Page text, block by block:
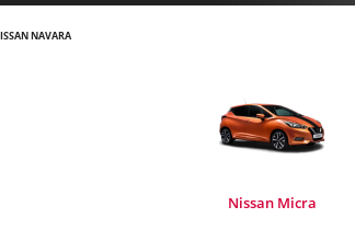
NAVARA
Nissan Micra